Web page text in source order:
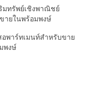
มทรัพย์เชิงพาณิชย์
ายในพร้อมพงษ์
อพาร์ทเมนท์สำหรับขาย
พงษ์